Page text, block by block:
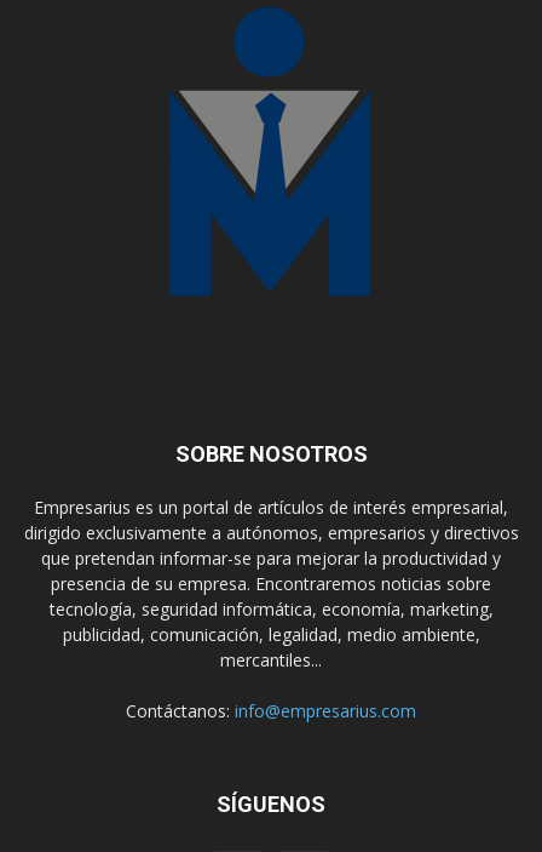
SOBRE NOSOTROS
Empresarius es un portal de artículos de interés empresarial,
dirigido exclusivamente a autónomos, empresarios y directivos
que pretendan informar-se para mejorar la productividad y
presencia de su empresa. Encontraremos noticias sobre
tecnología, seguridad informática, economía, marketing,
publicidad, comunicación, legalidad, medio ambiente,
mercantiles...
Contáctanos: info@empresarius.com
SÍGUENOS